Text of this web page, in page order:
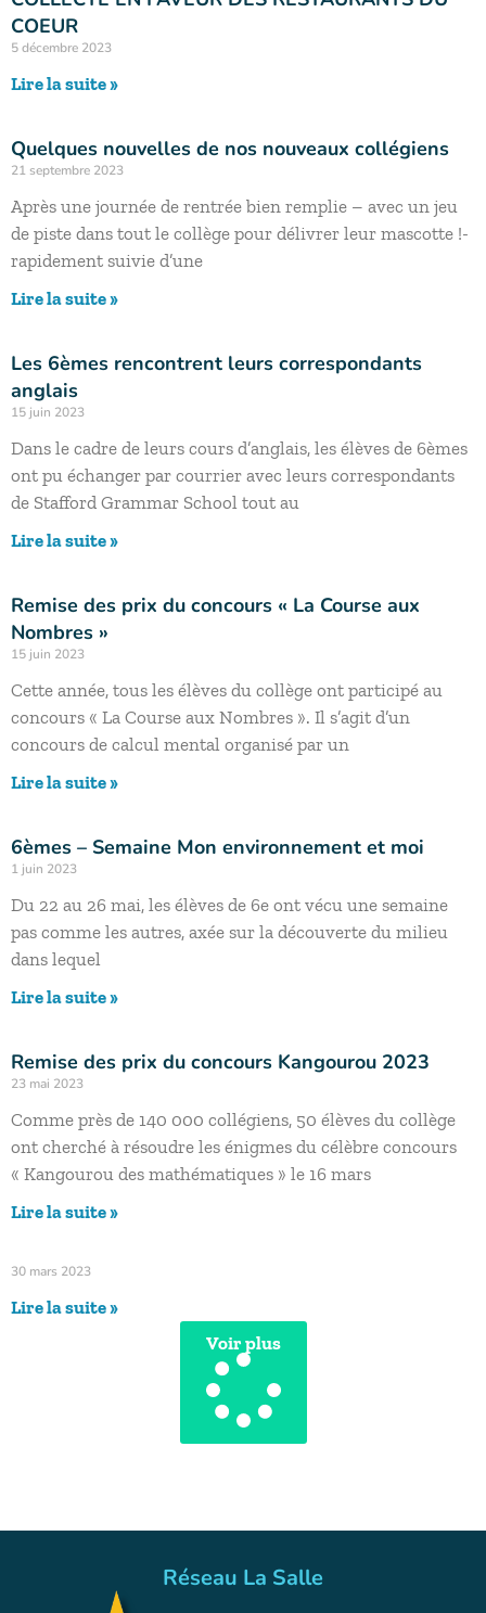
COEUR
5 décembre 2023
Lire la suite »
Quelques nouvelles de nos nouveaux collégiens
21 septembre 2023
Après une journée de rentrée bien remplie – avec un jeu
de piste dans tout le collège pour délivrer leur mascotte !-
rapidement suivie d’une
Lire la suite »
Les 6èmes rencontrent leurs correspondants
anglais
15 juin 2023
Dans le cadre de leurs cours d’anglais, les élèves de 6èmes
ont pu échanger par courrier avec leurs correspondants
de Stafford Grammar School tout au
Lire la suite »
Remise des prix du concours « La Course aux
Nombres »
15 juin 2023
Cette année, tous les élèves du collège ont participé au
concours « La Course aux Nombres ». Il s’agit d’un
concours de calcul mental organisé par un
Lire la suite »
6èmes – Semaine Mon environnement et moi
1 juin 2023
Du 22 au 26 mai, les élèves de 6e ont vécu une semaine
pas comme les autres, axée sur la découverte du milieu
dans lequel
Lire la suite »
Remise des prix du concours Kangourou 2023
23 mai 2023
Comme près de 140 000 collégiens, 50 élèves du collège
ont cherché à résoudre les énigmes du célèbre concours
« Kangourou des mathématiques » le 16 mars
Lire la suite »
30 mars 2023
Lire la suite »
Voir plus
Réseau La Salle